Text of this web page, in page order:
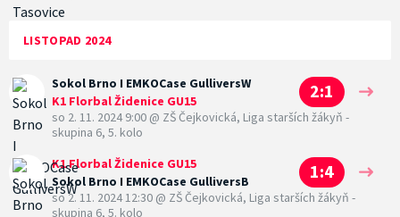
LISTOPAD 2024
Sokol Brno I EMKOCase GulliversW
K1 Florbal Židenice GU15
2:1
so 2. 11. 2024 9:00 @ ZŠ Čejkovická, Liga starších žákyň -
skupina 6, 5. kolo
K1 Florbal Židenice GU15
Sokol Brno I EMKOCase GulliversB
1:4
so 2. 11. 2024 12:30 @ ZŠ Čejkovická, Liga starších žákyň -
skupina 6, 5. kolo